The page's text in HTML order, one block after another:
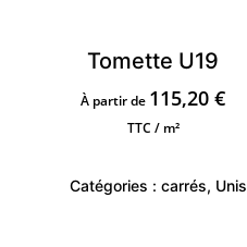
Tomette U19
À partir de 115,20€
TTC / m²
Catégories : carrés, Unis